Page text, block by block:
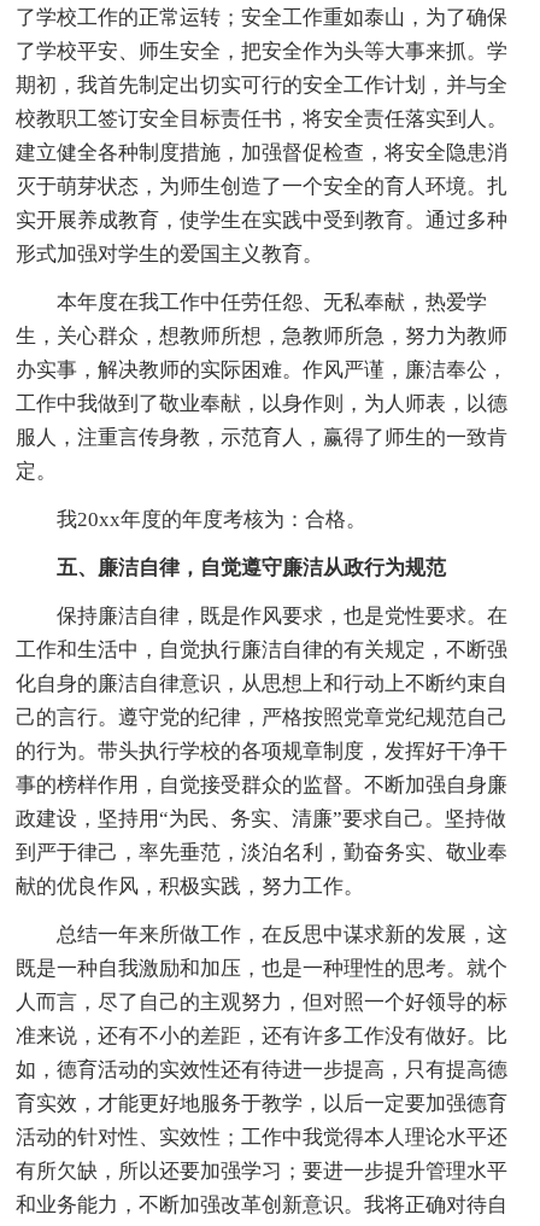
了学校工作的正常运转；安全工作重如泰山，为了确保
了学校平安、师生安全，把安全作为头等大事来抓。学
期初，我首先制定出切实可行的安全工作计划，并与全
校教职工签订安全目标责任书，将安全责任落实到人。
建立健全各种制度措施，加强督促检查，将安全隐患消
灭于萌芽状态，为师生创造了一个安全的育人环境。扎
实开展养成教育，使学生在实践中受到教育。通过多种
形式加强对学生的爱国主义教育。
本年度在我工作中任劳任怨、无私奉献，热爱学
生，关心群众，想教师所想，急教师所急，努力为教师
办实事，解决教师的实际困难。作风严谨，廉洁奉公，
工作中我做到了敬业奉献，以身作则，为人师表，以德
服人，注重言传身教，示范育人，赢得了师生的一致肯
定。
我20xx年度的年度考核为：合格。
五、廉洁自律，自觉遵守廉洁从政行为规范
保持廉洁自律，既是作风要求，也是党性要求。在
工作和生活中，自觉执行廉洁自律的有关规定，不断强
化自身的廉洁自律意识，从思想上和行动上不断约束自
己的言行。遵守党的纪律，严格按照党章党纪规范自己
的行为。带头执行学校的各项规章制度，发挥好干净干
事的榜样作用，自觉接受群众的监督。不断加强自身廉
政建设，坚持用“为民、务实、清廉”要求自己。坚持做
到严于律己，率先垂范，淡泊名利，勤奋务实、敬业奉
献的优良作风，积极实践，努力工作。
总结一年来所做工作，在反思中谋求新的发展，这
既是一种自我激励和加压，也是一种理性的思考。就个
人而言，尽了自己的主观努力，但对照一个好领导的标
准来说，还有不小的差距，还有许多工作没有做好。比
如，德育活动的实效性还有待进一步提高，只有提高德
育实效，才能更好地服务于教学，以后一定要加强德育
活动的针对性、实效性；工作中我觉得本人理论水平还
有所欠缺，所以还要加强学习；要进一步提升管理水平
和业务能力，不断加强改革创新意识。我将正确对待自